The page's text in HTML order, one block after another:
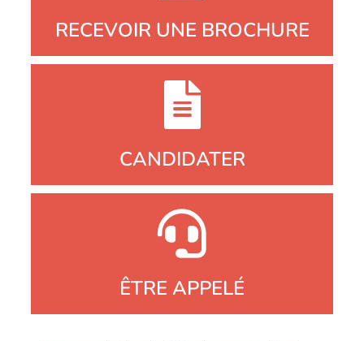
RECEVOIR UNE BROCHURE
CANDIDATER
ÊTRE APPELÉ